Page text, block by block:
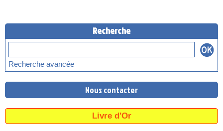
Recherche
Recherche avancée
Nous contacter
Livre d'Or